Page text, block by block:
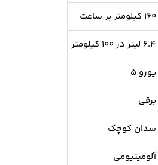
۱۶۰ کیلومتر بر ساعت
۶.۴ لیتر در ۱۰۰ کیلومتر
یورو ۵
برقی
سدان کوچک
آلومینیومی